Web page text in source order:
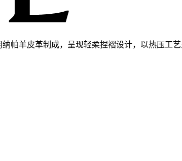
帕羊皮革制成，呈现轻柔捏褶设计，以热压工艺